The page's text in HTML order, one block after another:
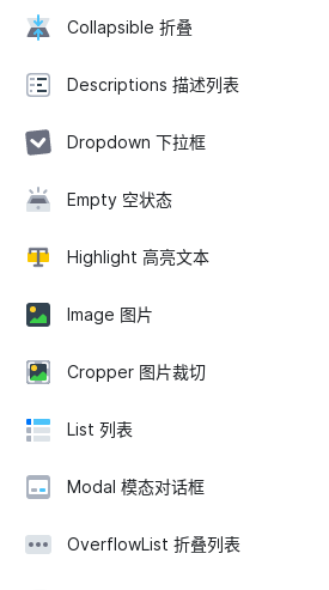
Collapsible 折叠
Descriptions 描述列表
Dropdown 下拉框
Empty 空状态
Highlight 高亮文本
Image 图片
Cropper 图片裁切
List 列表
Modal 模态对话框
OverflowList 折叠列表